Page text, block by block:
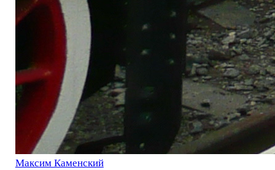
Максим Каменский